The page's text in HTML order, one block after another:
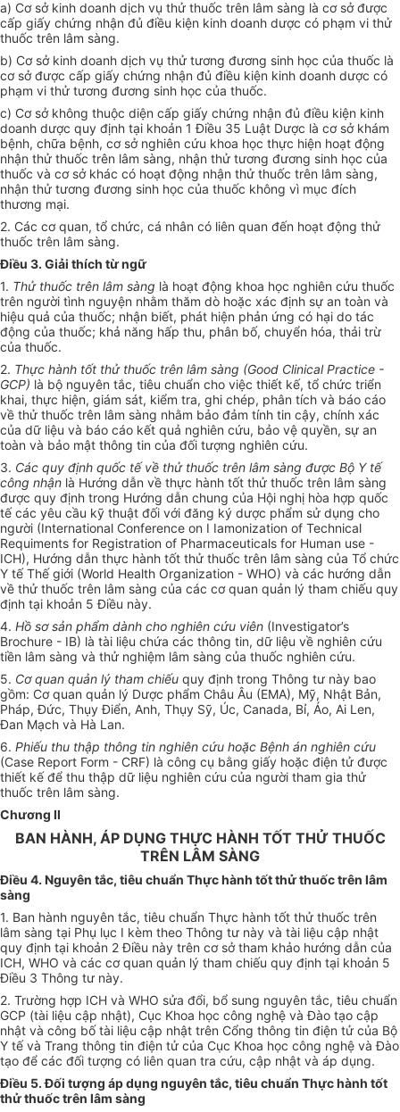
a) Cơ sở kinh doanh dịch vụ thử thuốc trên lâm sàng là cơ sở được
cấp giấy chứng nhận đủ điều kiện kinh doanh dược có phạm vi thử
thuốc trên lâm sàng.
b) Cơ sở kinh doanh dịch vụ thử tương đương sinh học của thuốc là
cơ sở được cấp giấy chứng nhận đủ điều kiện kinh doanh dược có
phạm vi thử tương đương sinh học của thuốc.
c) Cơ sở không thuộc diện cấp giấy chứng nhận đủ điều kiện kinh
doanh dược quy định tại khoản 1 Điều 35 Luật Dược là cơ sở khám
bệnh, chữa bệnh, cơ sở nghiên cứu khoa học thực hiện hoạt động
nhận thử thuốc trên lâm sàng, nhận thử tương đương sinh học của
thuốc và cơ sở khác có hoạt động nhận thử thuốc trên lâm sàng,
nhận thử tương đương sinh học của thuốc không vì mục đích
thương mại.
2. Các cơ quan, tổ chức, cá nhân có liên quan đến hoạt động thử
thuốc trên lâm sàng.
Điều 3. Giải thích từ ngữ
1. Thử thuốc trên lâm sàng là hoạt động khoa học nghiên cứu thuốc
trên người tình nguyện nhằm thăm dò hoặc xác định sự an toàn và
hiệu quả của thuốc; nhận biết, phát hiện phản ứng có hại do tác
động của thuốc; khả năng hấp thu, phân bố, chuyển hóa, thải trừ
của thuốc.
2. Thực hành tốt thử thuốc trên lâm sàng (Good Clinical Practice -
GCP) là bộ nguyên tắc, tiêu chuẩn cho việc thiết kế, tổ chức triển
khai, thực hiện, giám sát, kiểm tra, ghi chép, phân tích và báo cáo
về thử thuốc trên lâm sàng nhằm bảo đảm tính tin cậy, chính xác
của dữ liệu và báo cáo kết quả nghiên cứu, bảo vệ quyền, sự an
toàn và bảo mật thông tin của đối tượng nghiên cứu.
3. Các quy định quốc tế về thử thuốc trên lâm sàng được Bộ Y tế
công nhận là Hướng dẫn về thực hành tốt thử thuốc trên lâm sàng
được quy định trong Hướng dẫn chung của Hội nghị hòa hợp quốc
tế các yêu cầu kỹ thuật đối với đăng ký dược phẩm sử dụng cho
người (International Conference on I Iamonization of Technical
Requiments for Registration of Pharmaceuticals for Human use -
ICH), Hướng dẫn thực hành tốt thử thuốc trên lâm sàng của Tổ chức
Y tế Thế giới (World Health Organization - WHO) và các hướng dẫn
về thử thuốc trên lâm sàng của các cơ quan quản lý tham chiếu quy
định tại khoản 5 Điều này.
4. Hồ sơ sản phẩm dành cho nghiên cứu viên (Investigator’s
Brochure - IB) là tài liệu chứa các thông tin, dữ liệu về nghiên cứu
tiền lâm sàng và thử nghiệm lâm sàng của thuốc nghiên cứu.
5. Cơ quan quản lý tham chiếu quy định trong Thông tư này bao
gồm: Cơ quan quản lý Dược phẩm Châu Âu (EMA), Mỹ, Nhật Bản,
Pháp, Đức, Thụy Điển, Anh, Thụy Sỹ, Úc, Canada, Bỉ, Áo, Ai Len,
Đan Mạch và Hà Lan.
6. Phiếu thu thập thông tin nghiên cứu hoặc Bệnh án nghiên cứu
(Case Report Form - CRF) là công cụ bằng giấy hoặc điện tử được
thiết kế để thu thập dữ liệu nghiên cứu của người tham gia thử
thuốc trên lâm sàng.
Chương II
BAN HÀNH, ÁP DỤNG THỰC HÀNH TỐT THỬ THUỐC
TRÊN LÂM SÀNG
Điều 4. Nguyên tắc, tiêu chuẩn Thực hành tốt thử thuốc trên lâm
sàng
1. Ban hành nguyên tắc, tiêu chuẩn Thực hành tốt thử thuốc trên
lâm sàng tại Phụ lục I kèm theo Thông tư này và tài liệu cập nhật
quy định tại khoản 2 Điều này trên cơ sở tham khảo hướng dẫn của
ICH, WHO và các cơ quan quản lý tham chiếu quy định tại khoản 5
Điều 3 Thông tư này.
2. Trường hợp ICH và WHO sửa đổi, bổ sung nguyên tắc, tiêu chuẩn
GCP (tài liệu cập nhật), Cục Khoa học công nghệ và Đào tạo cập
nhật và công bố tài liệu cập nhật trên Cổng thông tin điện tử của Bộ
Y tế và Trang thông tin điện tử của Cục Khoa học công nghệ và Đào
tạo để các đối tượng có liên quan tra cứu, cập nhật và áp dụng.
Điều 5. Đối tượng áp dụng nguyên tắc, tiêu chuẩn Thực hành tốt
thử thuốc trên lâm sàng